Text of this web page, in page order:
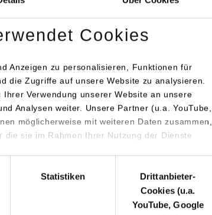
Cookies
Anzeigen zu personalisieren, Funktionen für
die Zugriffe auf unsere Website zu analysieren.
Verwendung unserer Website an unsere
Analysen weiter. Unsere Partner (u.a. YouTube,
möglicherweise mit weiteren Daten zusammen,
sie im Rahmen Ihrer Nutzung der Dienste
Statistiken
Drittanbieter-
Cookies (u.a.
YouTube, Google